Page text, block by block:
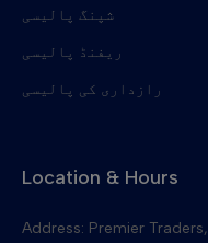
شپنگ پالیسی
ریفنڈ پالیسی
رازداری کی پالیسی
Location & Hours
Address: Premier